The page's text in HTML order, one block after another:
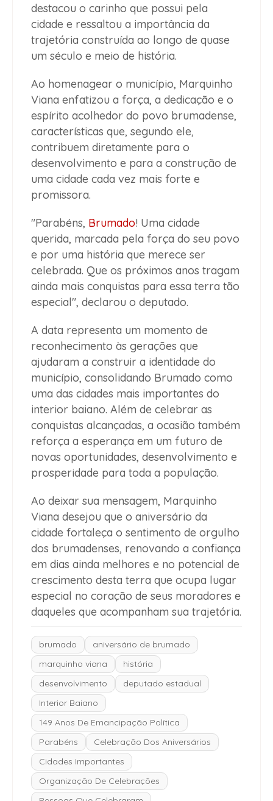
destacou o carinho que possui pela
cidade e ressaltou a importância da
trajetória construída ao longo de quase
um século e meio de história.
Ao homenagear o município, Marquinho
Viana enfatizou a força, a dedicação e o
espírito acolhedor do povo brumadense,
características que, segundo ele,
contribuem diretamente para o
desenvolvimento e para a construção de
uma cidade cada vez mais forte e
promissora.
"Parabéns, Brumado! Uma cidade
querida, marcada pela força do seu povo
e por uma história que merece ser
celebrada. Que os próximos anos tragam
ainda mais conquistas para essa terra tão
especial", declarou o deputado.
A data representa um momento de
reconhecimento às gerações que
ajudaram a construir a identidade do
município, consolidando Brumado como
uma das cidades mais importantes do
interior baiano. Além de celebrar as
conquistas alcançadas, a ocasião também
reforça a esperança em um futuro de
novas oportunidades, desenvolvimento e
prosperidade para toda a população.
Ao deixar sua mensagem, Marquinho
Viana desejou que o aniversário da
cidade fortaleça o sentimento de orgulho
dos brumadenses, renovando a confiança
em dias ainda melhores e no potencial de
crescimento desta terra que ocupa lugar
especial no coração de seus moradores e
daqueles que acompanham sua trajetória.
brumado
aniversário de brumado
marquinho viana
história
desenvolvimento
deputado estadual
Interior Baiano
149 Anos De Emancipação Política
Parabéns
Celebração Dos Aniversários
Cidades Importantes
Organização De Celebrações